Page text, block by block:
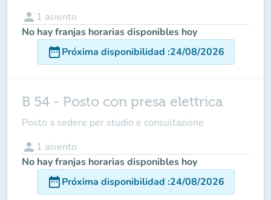
person 1 asiento
No hay franjas horarias disponibles hoy
date_rangePróxima disponibilidad :24/08/2026
B 54 - Posto con presa elettrica
Posto a sedere per studio e consultazione
person 1 asiento
No hay franjas horarias disponibles hoy
date_rangePróxima disponibilidad :24/08/2026